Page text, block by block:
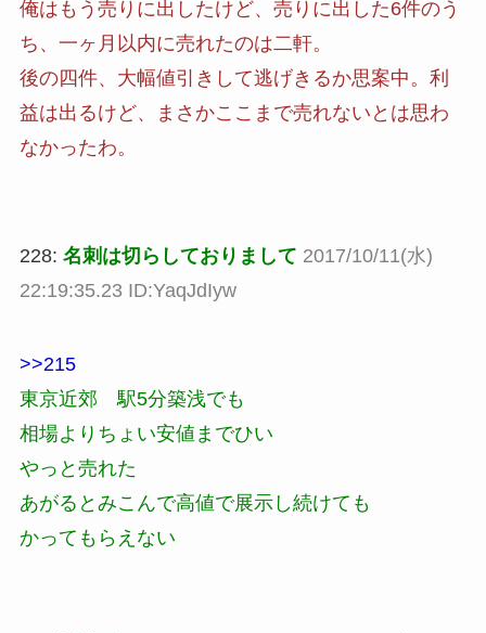
俺はもう売りに出したけど、売りに出した6件のう
ち、一ヶ月以内に売れたのは二軒。
後の四件、大幅値引きして逃げきるか思案中。利
益は出るけど、まさかここまで売れないとは思わ
なかったわ。
228: 名刺は切らしておりまして 2017/10/11(水)
22:19:35.23 ID:YaqJdIyw
>>215
東京近郊 駅5分築浅でも
相場よりちょい安値までひい
やっと売れた
あがるとみこんで高値で展示し続けても
かってもらえない